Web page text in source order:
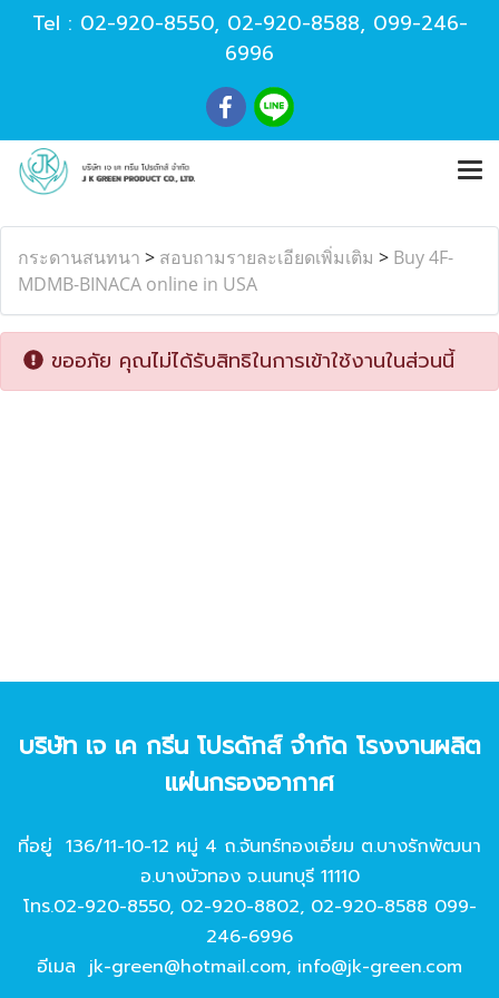
Tel : 02-920-8550, 02-920-8588, 099-246-
6996
กระดานสนทนา > สอบถามรายละเอียดเพิ่มเติม > Buy 4F-
MDMB-BINACA online in USA
ขออภัย คุณไม่ได้รับสิทธิในการเข้าใช้งานในส่วนนี้
บริษัท เจ เค กรีน โปรดักส์ จํากัด โรงงานผลิต
แผ่นกรองอากาศ
ที่อยู่ 136/11-10-12 หมู่ 4 ถ.จันทร์ทองเอี่ยม ต.บางรักพัฒนา
อ.บางบัวทอง จ.นนทบุรี 11110
โทร.02-920-8550, 02-920-8802, 02-920-8588 099-
246-6996
อีเมล jk-green@hotmail.com, info@jk-green.com